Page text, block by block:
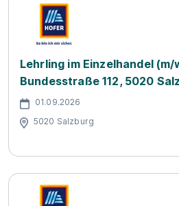
Lehrling im Einzelhandel
Bundesstraße 112, 5020
01.09.2026
5020 Salzburg